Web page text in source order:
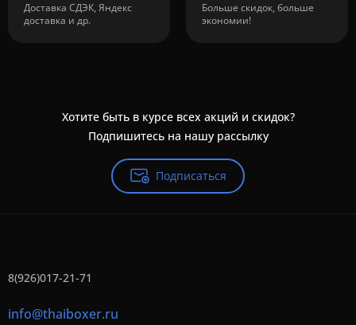
Доставка СДЭК, Яндекс
доставка и др.
Больше скидок, больше
экономии!
Хотите быть в курсе всех акций и скидок?
Подпишитесь на нашу рассылку
Подписаться
8(926)017-21-71
info@thaiboxer.ru